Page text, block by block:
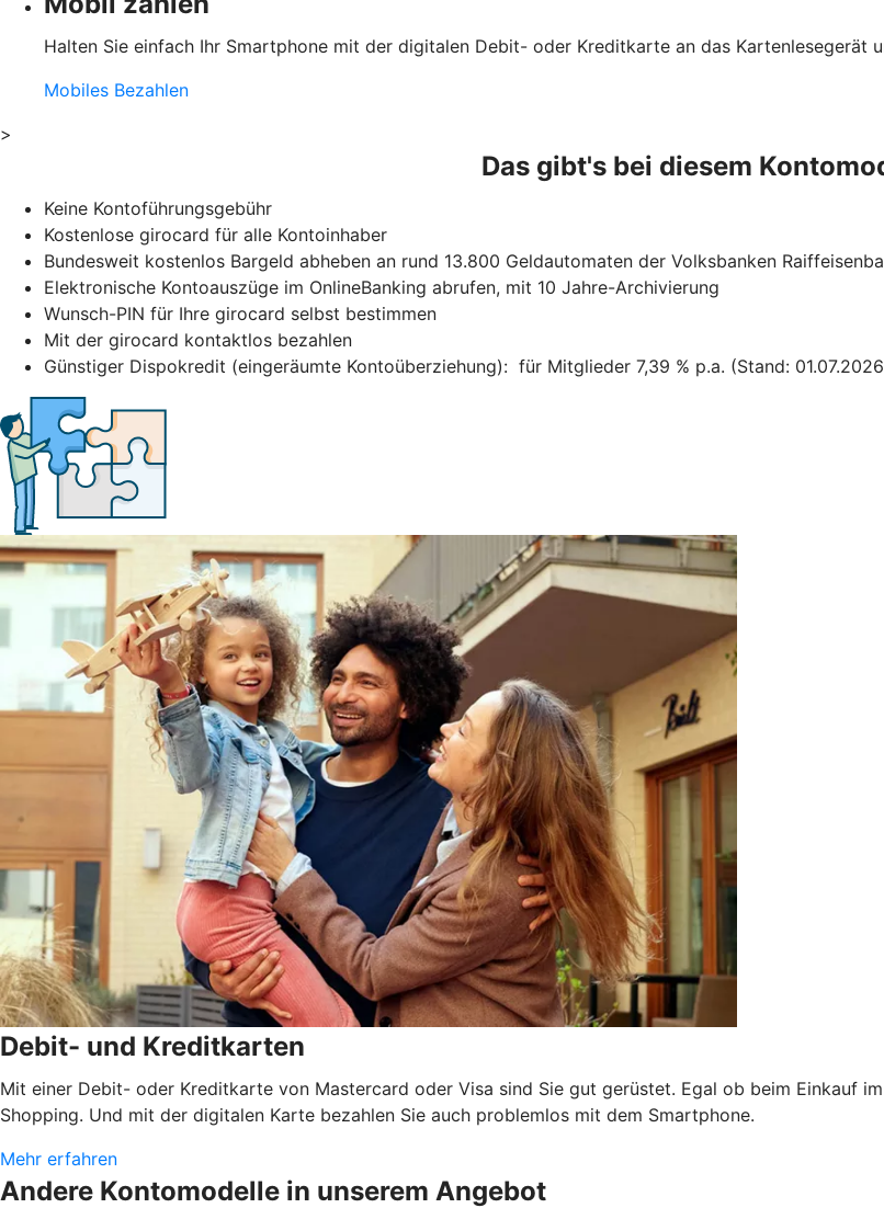
Halten Sie einfach Ihr Smartphone mit der digitalen Debit- oder Kreditkarte an das Kartenlesegerät
Mobiles Bezahlen
>
Das gibt's bei diesem
Keine Kontoführungsgebühr
Kostenlose girocard für alle Kontoinhaber
Bundesweit kostenlos Bargeld abheben an rund 13.800 Geldautomaten der Volksbanken
Elektronische Kontoauszüge im OnlineBanking abrufen, mit 10 Jahre-Archivierung
Wunsch-PIN für Ihre girocard selbst bestimmen
Mit der girocard kontaktlos bezahlen
Günstiger Dispokredit (eingeräumte Kontoüberziehung): für Mitglieder 7,39 % p.a. (Stand:
Debit- und Kreditkarten
Mit einer Debit- oder Kreditkarte von Mastercard oder Visa sind Sie gut gerüstet. Egal ob beim Einkauf
Shopping. Und mit der digitalen Karte bezahlen Sie auch problemlos mit dem Smartphone.
Mehr erfahren
Andere Kontomodelle in unserem Angebot